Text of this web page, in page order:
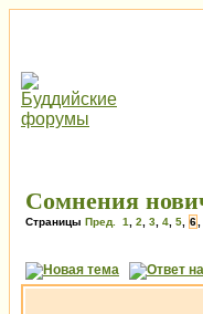
Сомнения
Страницы Пред. 1 2 3 4 5 6